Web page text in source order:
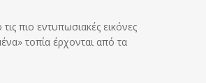
πιο εντυπωσιακές εικόνες
τοπία έρχονται από τα